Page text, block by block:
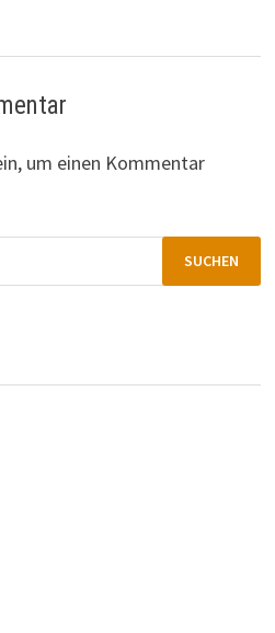
um einen Kommentar